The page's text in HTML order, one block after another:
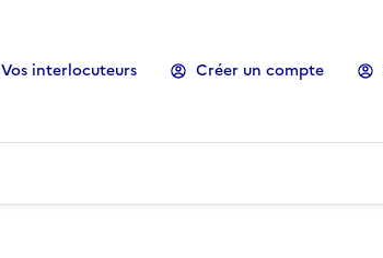
Vos interlocuteurs Créer un compte